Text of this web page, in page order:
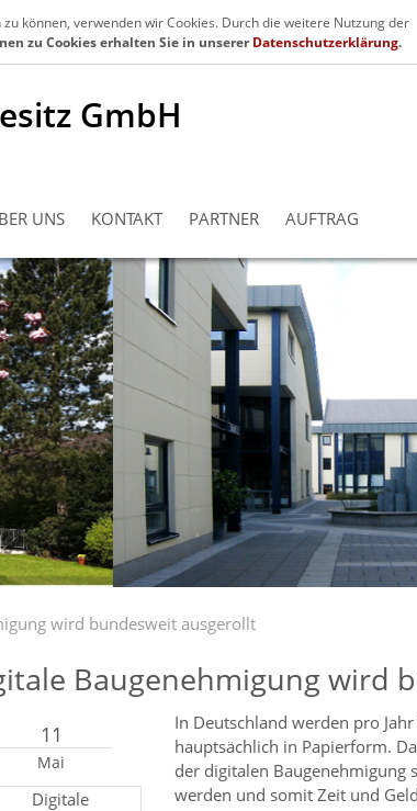
Seit
GmbH
UNS KONTAKT PARTNER AUFTRAG
wird bundesweit ausgerollt
Baugenehmigung wird
11
Mai
In Deutschland werden pro
hauptsächlich in Papierform.
der digitalen Baugenehmigung
werden und somit Zeit und
können, verwenden wir Cookies. Durch die weitere Nutzung der
zu Cookies erhalten Sie in unsererDatenschutzerklärung.